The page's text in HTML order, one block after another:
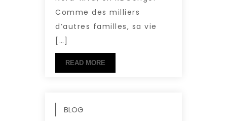
Comme des milliers
d’autres familles, sa vie
[…]
READ MORE
BLOG